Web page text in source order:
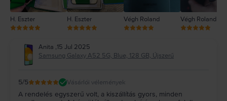
H. Eszter H. Eszter Végh Roland Végh Roland
Anita ,15 Jul 2025
Samsung Galaxy A52 5G, Blue, 128 GB, Újszerű
5/5 Vásárlói vélemények
A rendelés egyszerű volt, a kiszállítás gyors, minden